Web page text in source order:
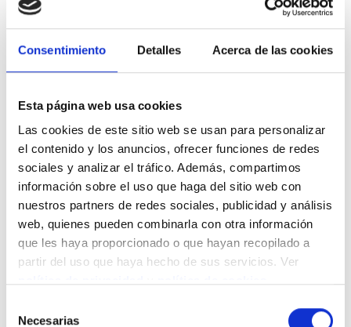
Consentimiento Detalles Acerca de las cookies
Esta página web usa cookies
Las cookies de este sitio web se usan para personalizar
el contenido y los anuncios, ofrecer funciones de redes
sociales y analizar el tráfico. Además, compartimos
información sobre el uso que haga del sitio web con
nuestros partners de redes sociales, publicidad y análisis
web, quienes pueden combinarla con otra información
que les haya proporcionado o que hayan recopilado a
partir del uso que haya hecho de sus servicios. Ver
Necesarias
Comparte este contenido